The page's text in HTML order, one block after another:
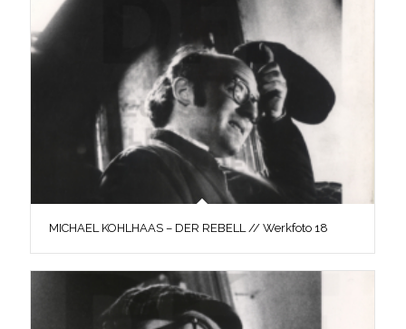
MICHAEL KOHLHAAS – DER REBELL // Werkfoto 18